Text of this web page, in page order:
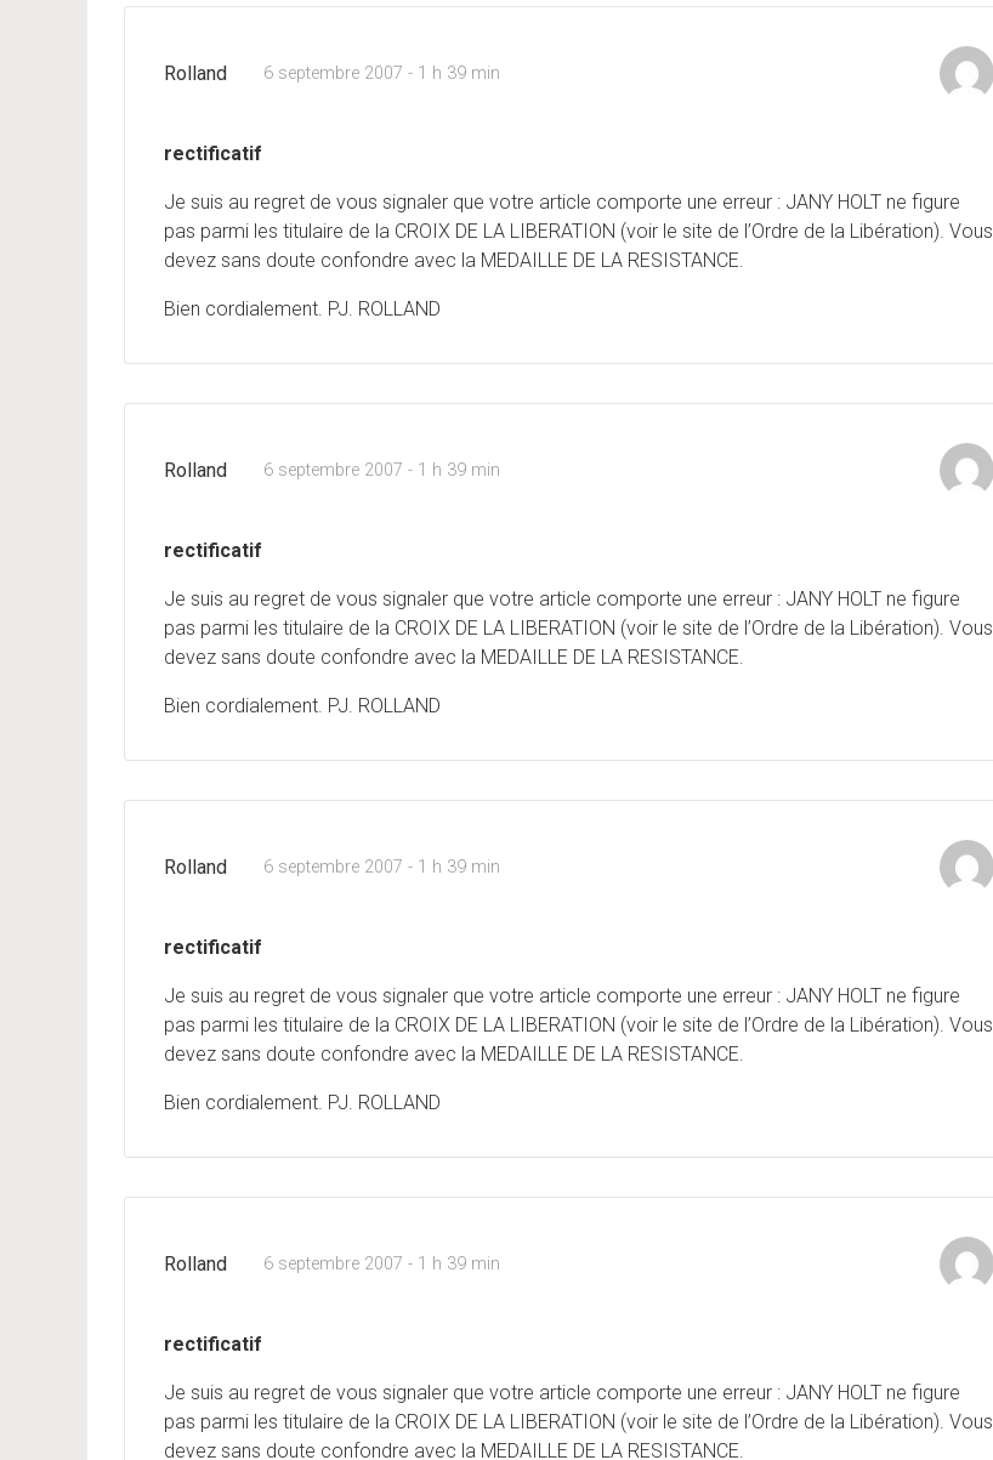
Rolland 6 septembre 2007 - 1 h 39 min
rectificatif
Je suis au regret de vous signaler que votre article comporte une erreur : JANY HOLT ne figure
pas parmi les titulaire de la CROIX DE LA LIBERATION (voir le site de l’Ordre de la Libération). Vous
devez sans doute confondre avec la MEDAILLE DE LA RESISTANCE.
Bien cordialement. PJ. ROLLAND
Rolland 6 septembre 2007 - 1 h 39 min
rectificatif
Je suis au regret de vous signaler que votre article comporte une erreur : JANY HOLT ne figure
pas parmi les titulaire de la CROIX DE LA LIBERATION (voir le site de l’Ordre de la Libération). Vous
devez sans doute confondre avec la MEDAILLE DE LA RESISTANCE.
Bien cordialement. PJ. ROLLAND
Rolland 6 septembre 2007 - 1 h 39 min
rectificatif
Je suis au regret de vous signaler que votre article comporte une erreur : JANY HOLT ne figure
pas parmi les titulaire de la CROIX DE LA LIBERATION (voir le site de l’Ordre de la Libération). Vous
devez sans doute confondre avec la MEDAILLE DE LA RESISTANCE.
Bien cordialement. PJ. ROLLAND
Rolland 6 septembre 2007 - 1 h 39 min
rectificatif
Je suis au regret de vous signaler que votre article comporte une erreur : JANY HOLT ne figure
pas parmi les titulaire de la CROIX DE LA LIBERATION (voir le site de l’Ordre de la Libération). Vous
devez sans doute confondre avec la MEDAILLE DE LA RESISTANCE.